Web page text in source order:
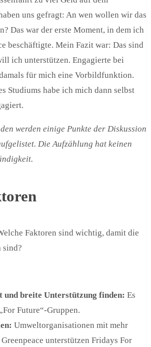
uns gefragt: An wen wollen wir das
Das war der erste Moment, in dem ich
beschäftigte. Mein Fazit war: Das sind
ich unterstützen. Engagierte bei
für mich eine Vorbildfunktion.
Studiums habe ich mich dann selbst
werden einige Punkte der Diskussion
Die Aufzählung hat keinen
Faktoren sind wichtig, damit die
sind?
und breite Unterstützung finden: Es
Future“-Gruppen.
Umweltorganisationen mit mehr
unterstützen Fridays For